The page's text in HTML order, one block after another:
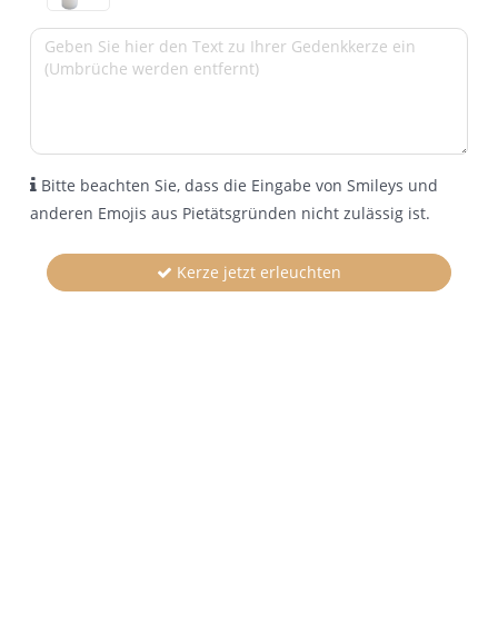
Bitte beachten Sie, dass die Eingabe von Smileys und
anderen Emojis aus Pietätsgründen nicht zulässig ist.
Kerze jetzt erleuchten